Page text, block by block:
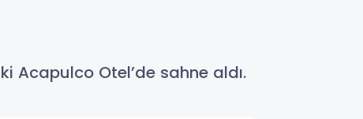
Acapulco Otel’de sahne aldı.